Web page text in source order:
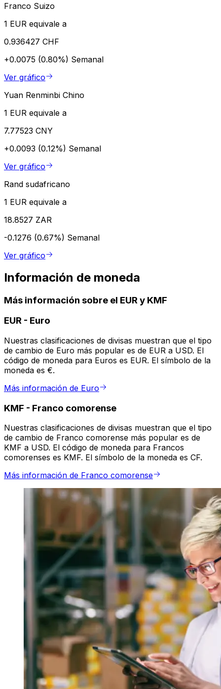
Franco Suizo
1 EUR equivale a
0.936427 CHF
+0.0075 (0.80%) Semanal
Ver gráfico
Yuan Renminbi Chino
1 EUR equivale a
7.77523 CNY
+0.0093 (0.12%) Semanal
Ver gráfico
Rand sudafricano
1 EUR equivale a
18.8527 ZAR
-0.1276 (0.67%) Semanal
Ver gráfico
Información de moneda
Más información sobre el EUR y KMF
EUR - Euro
Nuestras clasificaciones de divisas muestran que el tipo
de cambio de Euro más popular es de EUR a USD. El
código de moneda para Euros es EUR. El símbolo de la
moneda es €.
Más información de Euro
KMF - Franco comorense
Nuestras clasificaciones de divisas muestran que el tipo
de cambio de Franco comorense más popular es de
KMF a USD. El código de moneda para Francos
comorenses es KMF. El símbolo de la moneda es CF.
Más información de Franco comorense